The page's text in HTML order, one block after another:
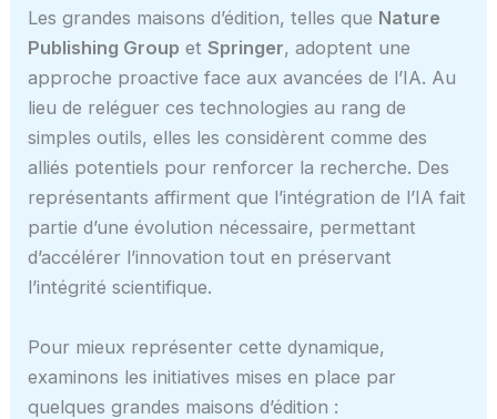
Les grandes maisons d’édition, telles que Nature
Publishing Group etSpringer, adoptent une
approche proactive face aux avancées de l’IA. Au
lieu de reléguer ces technologies au rang de
simples outils, elles les considèrent comme des
alliés potentiels pour renforcer la recherche. Des
représentants affirment que l’intégration de l’IA fait
partie d’une évolution nécessaire, permettant
d’accélérer l’innovation tout en préservant
l’intégrité scientifique.
Pour mieux représenter cette dynamique,
examinons les initiatives mises en place par
quelques grandes maisons d’édition :